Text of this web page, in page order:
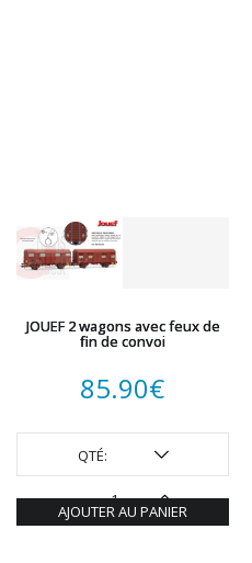
JOUEF 2 wagons avec feux de
fin de convoi
85.90€
QTÉ:
AJOUTER AU PANIER